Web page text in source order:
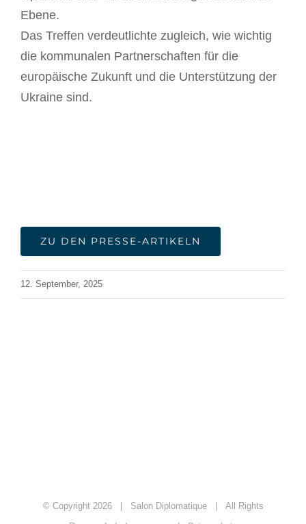
Ebene.
Das Treffen verdeutlichte zugleich, wie wichtig
die kommunalen Partnerschaften für die
europäische Zukunft und die Unterstützung der
Ukraine sind.
ZU DEN PRESSE-ARTIKELN
12. September, 2025
© Copyright 2026 | Salon Diplomatique | All Rights